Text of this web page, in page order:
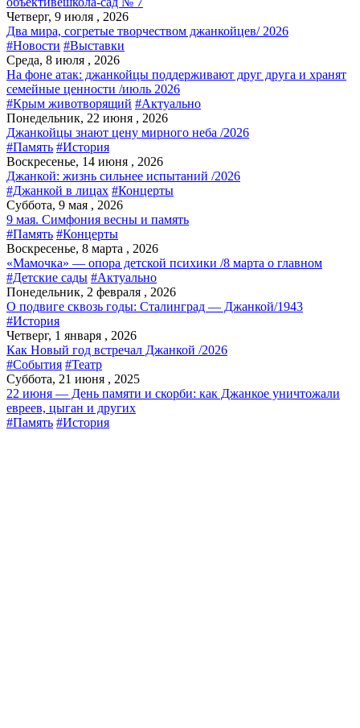
Четверг, 9 июля , 2026
Два мира, согретые творчеством джанкойцев/ 2026
#Новости #Выставки
Среда, 8 июля , 2026
На фоне атак: джанкойцы поддерживают друг друга и хранят
семейные ценности /июль 2026
#Крым животворящий #Актуально
Понедельник, 22 июня , 2026
Джанкойцы знают цену мирного неба /2026
#Память #История
Воскресенье, 14 июня , 2026
Джанкой: жизнь сильнее испытаний /2026
#Джанкой в лицах #Концерты
Суббота, 9 мая , 2026
9 мая. Симфония весны и память
#Память #Концерты
Воскресенье, 8 марта , 2026
«Мамочка» — опора детской психики /8 марта о главном
#Детские сады #Актуально
Понедельник, 2 февраля , 2026
О подвиге сквозь годы: Сталинград — Джанкой/1943
#История
Четверг, 1 января , 2026
Как Новый год встречал Джанкой /2026
#События #Театр
Суббота, 21 июня , 2025
22 июня — День памяти и скорби: как Джанкое уничтожали
евреев, цыган и других
#Память #История